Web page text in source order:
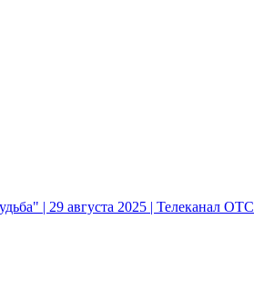
| 29 августа 2025 | Телеканал ОТС